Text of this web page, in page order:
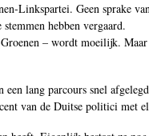
Linkspartei. Geen sprake
hebben vergaard.
– wordt moeilijk.
lang parcours snel
van de Duitse politici met